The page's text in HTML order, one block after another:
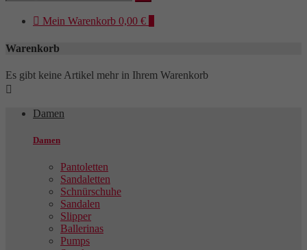
 Mein Warenkorb 0,00 €
Warenkorb
Es gibt keine Artikel mehr in Ihrem Warenkorb

Damen
Damen
Pantoletten
Sandaletten
Schnürschuhe
Sandalen
Slipper
Ballerinas
Pumps